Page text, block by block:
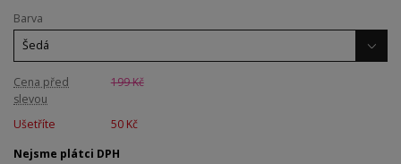
Barva
Cena před
slevou
199 Kč
Ušetříte
50 Kč
Nejsme plátci DPH